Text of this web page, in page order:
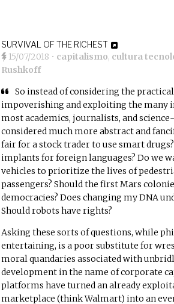
SURVIVAL OF THE RICHEST
15/07/2018 • capitalismo, cultura
Rushkoff
So instead of considering the
impoverishing and exploiting the many
most academics, journalists, and
considered much more abstract and
fair for a stock trader to use smart
implants for foreign languages? Do we
vehicles to prioritize the lives of
passengers? Should the first Mars
democracies? Does changing my DNA
Should robots have rights?
Asking these sorts of questions, while
entertaining, is a poor substitute for
moral quandaries associated with
development in the name of corporate
platforms have turned an already
marketplace (think Walmart) into an